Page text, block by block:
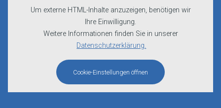
Um externe HTML-Inhalte anzuzeigen, benötigen wir
Ihre Einwilligung.
Weitere Informationen finden Sie in unserer
Datenschutzerklärung.
Cookie-Einstellungen öffnen